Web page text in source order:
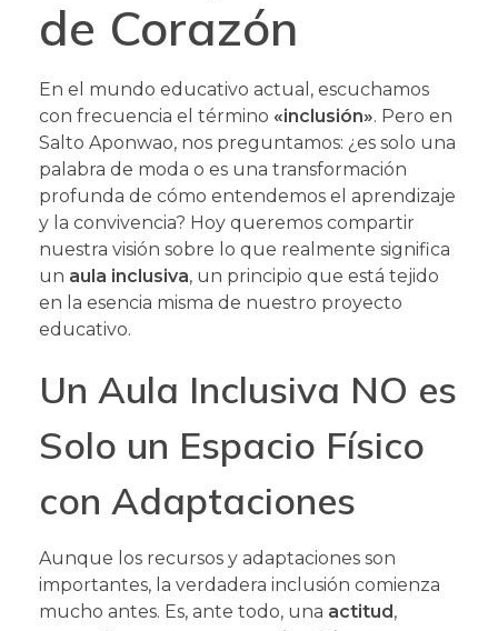
de Corazón
En el mundo educativo actual, escuchamos
con frecuencia el término «inclusión». Pero en
Salto Aponwao, nos preguntamos: ¿es solo una
palabra de moda o es una transformación
profunda de cómo entendemos el aprendizaje
y la convivencia? Hoy queremos compartir
nuestra visión sobre lo que realmente significa
un aula inclusiva, un principio que está tejido
en la esencia misma de nuestro proyecto
educativo.
Un Aula Inclusiva NO es
Solo un Espacio Físico
con Adaptaciones
Aunque los recursos y adaptaciones son
importantes, la verdadera inclusión comienza
mucho antes. Es, ante todo, una actitud ,